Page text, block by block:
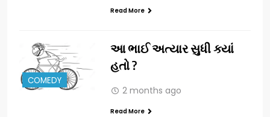
Read More
COMEDY
આ ભાઈ અત્યાર સુધી ક્યાં
હતો ?
2 months ago
Read More